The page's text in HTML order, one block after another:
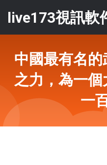
live173視訊軟
中國最有名
之力，為一
一